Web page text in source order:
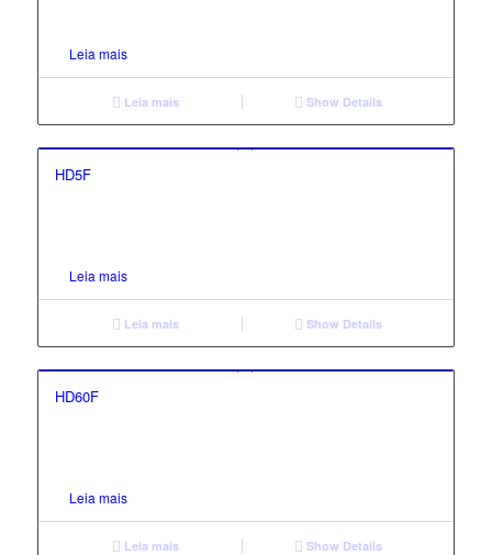
Leia mais
Leia mais Show Details
HD5F
Leia mais
Leia mais Show Details
HD60F
Leia mais
Leia mais Show Details